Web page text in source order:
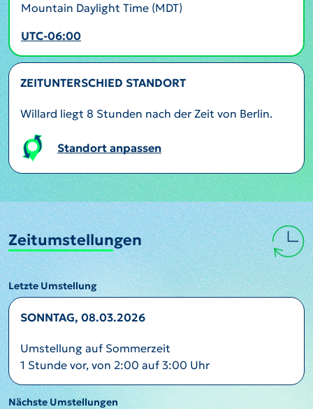
Mountain Daylight Time (MDT)
UTC-06:00
ZEITUNTERSCHIED STANDORT
Willard liegt 8 Stunden nach der Zeit von Berlin.
Standort anpassen
Zeitumstellungen
Letzte Umstellung
SONNTAG, 08.03.2026
Umstellung auf Sommerzeit
1 Stunde vor, von 2:00 auf 3:00 Uhr
Nächste Umstellungen